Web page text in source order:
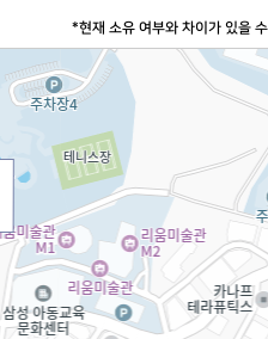
*현재 소유 여부와 차이가 있을